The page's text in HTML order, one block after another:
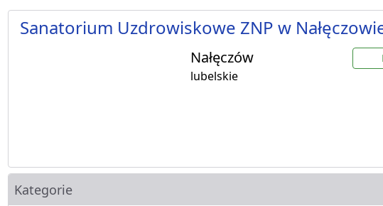
Sanatorium Uzdrowiskowe ZNP w
Nałęczów
lubelskie
Kategorie